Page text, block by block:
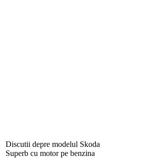
Discutii depre modelul Skoda
Superb cu motor pe benzina